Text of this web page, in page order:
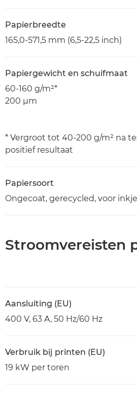
Papierbreedte
165,0-571,5 mm (6,5-22,5 inch)
Papiergewicht en schuifmaat
60-160 g/m²*
200 μm
* Vergroot tot 40-200 g/m² na
positief resultaat
Papiersoort
Ongecoat, gerecycled, voor
Stroomvereisten
Aansluiting (EU)
400 V, 63 A, 50 Hz/60 Hz
Verbruik bij printen (EU)
19 kW per toren